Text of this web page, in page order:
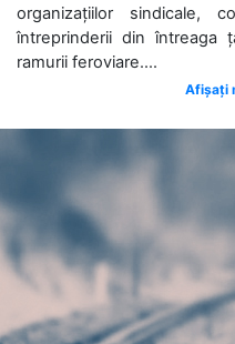
organizațiilor sindicale,
întreprinderii din întreaga
ramurii feroviare....
Afișați